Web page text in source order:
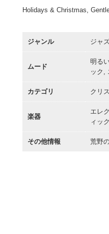
Holidays & Christmas,
ジャンル ジャ
ムード
明る
ック,
カテゴリ クリ
楽器
エレ
ィッ
その他情報 荒野